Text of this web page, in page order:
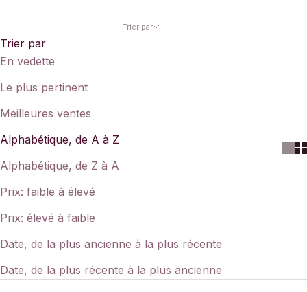
Trier par
Trier par
En vedette
Le plus pertinent
Meilleures ventes
Alphabétique, de A à Z
Alphabétique, de Z à A
Prix: faible à élevé
Prix: élevé à faible
Date, de la plus ancienne à la plus récente
Date, de la plus récente à la plus ancienne